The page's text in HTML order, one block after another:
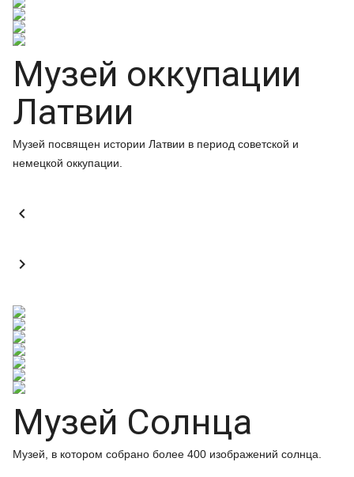
Музей оккупации
Латвии
Музей посвящен истории Латвии в период советской и
немецкой оккупации.


Музей Солнца
Музей, в котором собрано более 400 изображений солнца.